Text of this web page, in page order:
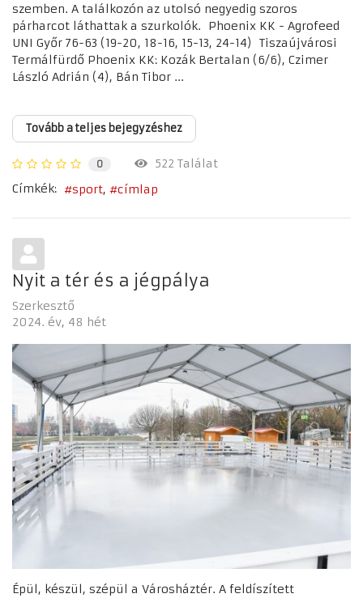
szemben. A találkozón az utolsó negyedig szoros
párharcot láthattak a szurkolók. Phoenix KK - Agrofeed
UNI Győr 76-63 (19-20, 18-16, 15-13, 24-14) Tiszaújvárosi
Termálfürdő Phoenix KK: Kozák Bertalan (6/6), Czimer
László Adrián (4), Bán Tibor ...
Tovább a teljes bejegyzéshez
0
522 Találat
Címkék:
sport címlap
Nyit a tér és a jégpálya
Szerkesztő
2024. év 48 hét
Épül, készül, szépül a Városháztér. A feldíszített